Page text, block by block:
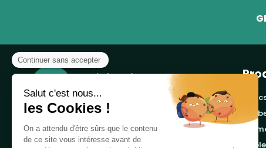
Notre boutique, spécialisée dans la vente de
table de pique-nique et de plein air, est